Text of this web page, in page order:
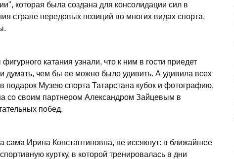
которая была создана для консолидации сил в
стране передовых позиций во многих видах спорта,
катания узнали, что к ним в гости приедет
думать, чем бы ее можно было удивить. А удивила всех
подарок Музею спорта Татарстана кубок и фотографию,
со своим партнером Александром Зайцевым в
побед.
сама Ирина Константиновна, не иссякнут: в ближайшее
куртку, в которой тренировалась в дни